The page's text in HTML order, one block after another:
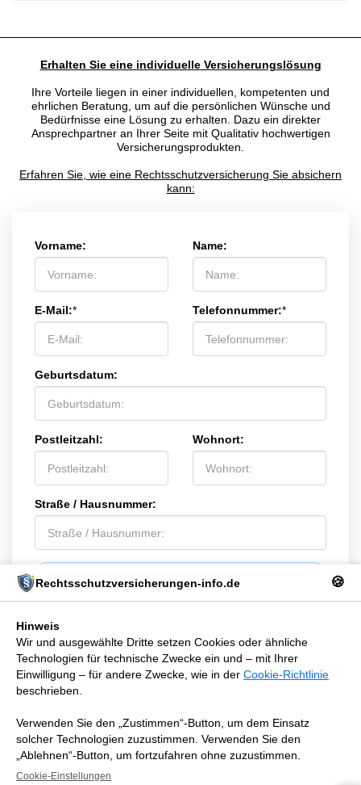
Rechtsschutzversicherungen-info.de 🍪
Hinweis
Wir und ausgewählte Dritte setzen Cookies oder ähnliche
Technologien für technische Zwecke ein und – mit Ihrer
Einwilligung – für andere Zwecke, wie in der Cookie-Richtlinie
beschrieben.
Verwenden Sie den „Zustimmen“-Button, um dem Einsatz
solcher Technologien zuzustimmen. Verwenden Sie den
„Ablehnen“-Button, um fortzufahren ohne zuzustimmen.
Cookie-Einstellungen
Erhalten Sie eine individuelle Versicherungslösung
Ihre Vorteile liegen in einer individuellen, kompetenten und
ehrlichen Beratung, um auf die persönlichen Wünsche und
Bedürfnisse eine Lösung zu erhalten. Dazu ein direkter
Ansprechpartner an Ihrer Seite mit Qualitativ hochwertigen
Versicherungsprodukten.
Erfahren Sie, wie eine Rechtsschutzversicherung Sie absichern
kann:
Vorname: Name:
E-Mail:* Telefonnummer:*
Geburtsdatum:
Postleitzahl: Wohnort:
Straße / Hausnummer:
ABSENDEN
Copyright © 2026 Alle Rechte vorbehalten.
Bild- und Textnachweise